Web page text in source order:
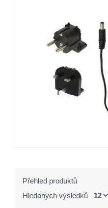
Přehled produktů
Hledaných výsledků